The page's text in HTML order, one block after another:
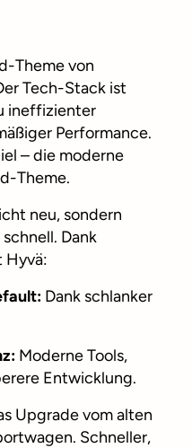
Theme von
Tech-Stack ist
ineffizienter
Performance.
– die moderne
Theme.
neu, sondern
Dank
Hyvä:
Dank schlanker
Moderne Tools,
Entwicklung.
Upgrade vom alten
Schneller,